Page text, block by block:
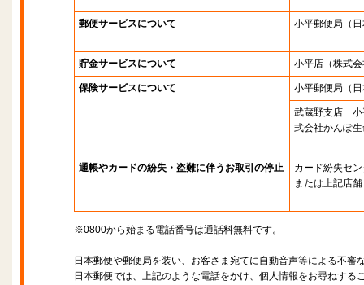
郵便サービスについて 小平郵便局 （
貯金サービスについて 小平店 （株式
保険サービスについて 小平郵便局 （
武蔵野支店 小
式会社かんぽ
通帳やカードの紛失・盗難に伴うお取引の停止
カード紛失セ
または上記店舗
※0800から始まる電話番号は通話料無料です。
日本郵便や郵便局を装い、お客さま宛てに自動音声等による不審
日本郵便では、上記のような電話をかけ、個人情報をお尋ねする